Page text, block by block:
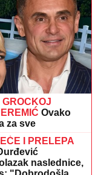
Ovako
za sve
I PRELEPA
naslednice,